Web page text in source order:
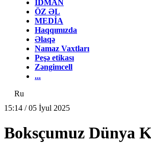
İDMAN
ÖZ ƏL
MEDİA
Haqqımızda
Əlaqə
Namaz Vaxtları
Peşə etikası
Zəngimcell
...
Ru
15:14 / 05 İyul 2025
Boksçumuz Dünya